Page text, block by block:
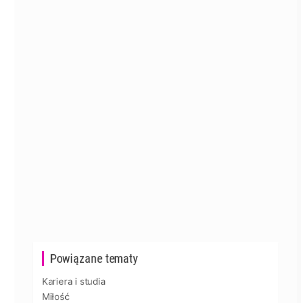
Powiązane tematy
Kariera i studia
Miłość